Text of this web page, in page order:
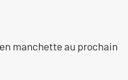
manchette au prochain